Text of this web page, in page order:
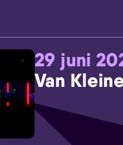
29 juni
Van